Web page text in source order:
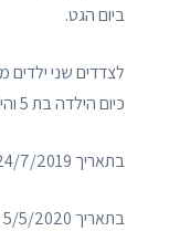
ביום הגט.
כיום הילדה בת 5 והילד בן 3.
בתאריך 24/7/2019 הגישה האשה תביעת גירושין.